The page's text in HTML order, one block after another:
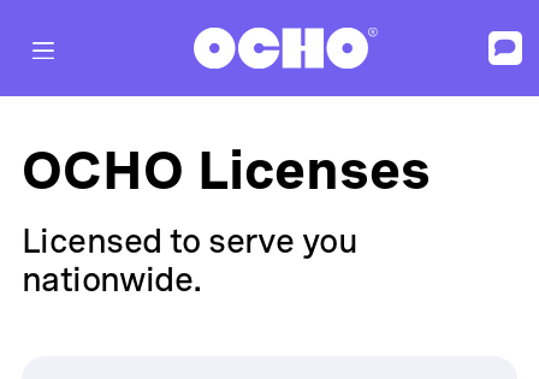
OCHO Licenses
Licensed to serve you
nationwide.